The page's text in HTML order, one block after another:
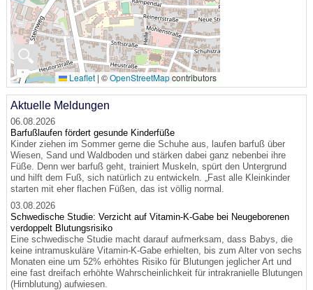
🔍
Leaflet | ©OpenStreetMapcontributors
Aktuelle Meldungen
06.08.2026
Barfußlaufen fördert gesunde Kinderfüße
Kinder ziehen im Sommer gerne die Schuhe aus, laufen barfuß über
Wiesen, Sand und Waldboden und stärken dabei ganz nebenbei ihre
Füße. Denn wer barfuß geht, trainiert Muskeln, spürt den Untergrund
und hilft dem Fuß, sich natürlich zu entwickeln. „Fast alle Kleinkinder
starten mit eher flachen Füßen, das ist völlig normal.
03.08.2026
Schwedische Studie: Verzicht auf Vitamin-K-Gabe bei Neugeborenen
verdoppelt Blutungsrisiko
Eine schwedische Studie macht darauf aufmerksam, dass Babys, die
keine intramuskuläre Vitamin-K-Gabe erhielten, bis zum Alter von sechs
Monaten eine um 52% erhöhtes Risiko für Blutungen jeglicher Art und
eine fast dreifach erhöhte Wahrscheinlichkeit für intrakranielle Blutungen
(Hirnblutung) aufwiesen.